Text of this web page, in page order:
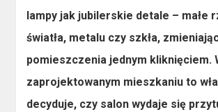
lampy jak jubilerskie detale – małe
światła, metalu czy szkła,
pomieszczenia jednym kliknięciem.
zaprojektowanym mieszkaniu to
decyduje, czy salon wydaje się